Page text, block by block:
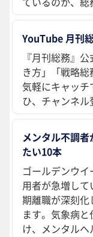
YouTube 月刊
『月刊総務』
き方」「戦略
気軽にキャッ
ひ、チャンネル
メンタル不調
たい10本
ゴールデンウ
用者が急増し
期離職が深刻
ます。気象病
け、メンタルヘ